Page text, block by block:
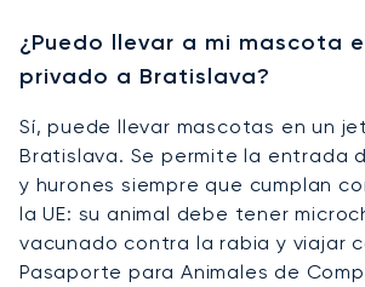
¿Puedo llevar a mi mascota
privado a Bratislava?
Sí, puede llevar mascotas en un
Bratislava. Se permite la entrada
y hurones siempre que cumplan
la UE: su animal debe tener
vacunado contra la rabia y viajar
Pasaporte para Animales de